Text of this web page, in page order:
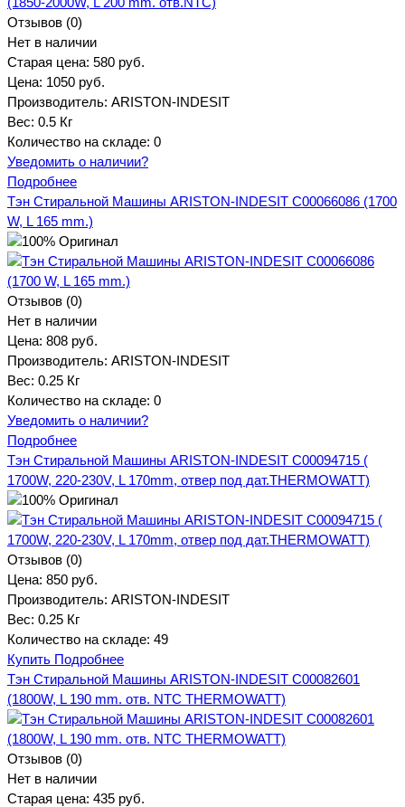
Отзывов (0)
Нет в наличии
Старая цена: 580 руб.
Цена: 1050 руб.
Производитель: ARISTON-INDESIT
Вес: 0.5 Кг
Количество на складе: 0
Уведомить о наличии?
Подробнее
Тэн Стиральной Машины ARISTON-INDESIT C00066086 (1700
W, L 165 mm.)
Отзывов (0)
Нет в наличии
Цена: 808 руб.
Производитель: ARISTON-INDESIT
Вес: 0.25 Кг
Количество на складе: 0
Уведомить о наличии?
Подробнее
Тэн Стиральной Машины ARISTON-INDESIT C00094715 (
1700W, 220-230V, L 170mm, отвер под дат.THERMOWATT)
Отзывов (0)
Цена: 850 руб.
Производитель: ARISTON-INDESIT
Вес: 0.25 Кг
Количество на складе: 49
Купить Подробнее
Тэн Стиральной Машины ARISTON-INDESIT C00082601
(1800W, L 190 mm. отв. NTC THERMOWATT)
Отзывов (0)
Нет в наличии
Старая цена: 435 руб.